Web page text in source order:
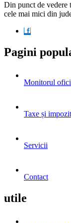
Din punct de vedere
cele mai mici din
Pagini
Monitorul
Taxe și
Servicii
Contact
utile